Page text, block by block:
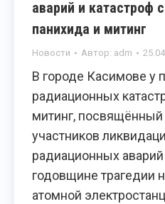
аварий и катастроф
панихида и митинг
Новости Автор: adm
В городе Касимове у
радиационных
митинг,
участников
радиационных
годовщине трагедии
атомной